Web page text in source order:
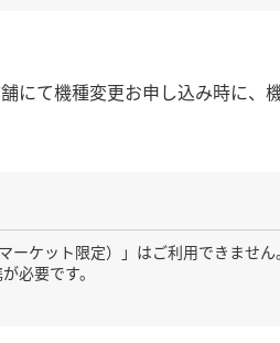
て機種変更お申し込み時に、
ケット限定）」はご利用できません。
必要です。